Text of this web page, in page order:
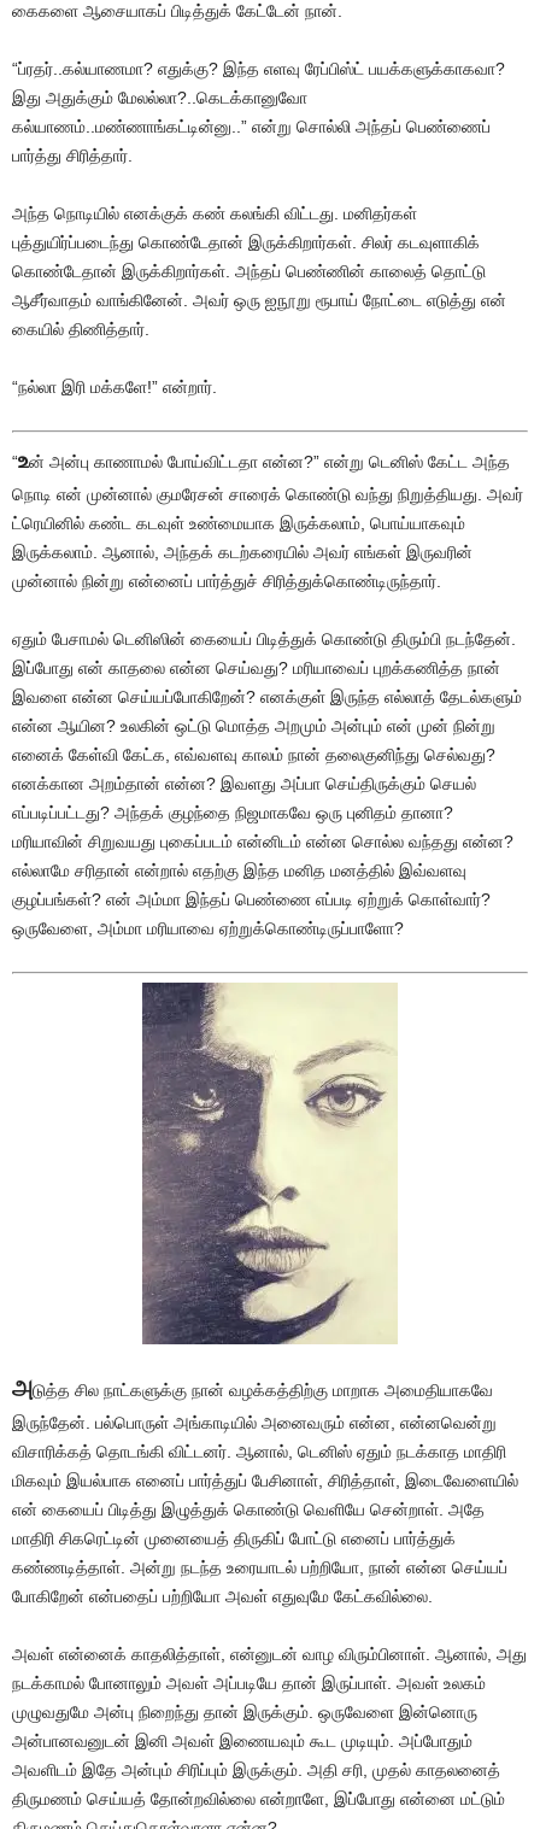
கைகளை ஆசையாகப் பிடித்துக் கேட்டேன் நான்.
“ப்ரதர்..கல்யாணமா? எதுக்கு? இந்த எளவு ரேப்பிஸ்ட் பயக்களுக்காகவா?
இது அதுக்கும் மேலல்லா?..கெடக்கானுவோ
கல்யாணம்..மண்ணாங்கட்டின்னு..” என்று சொல்லி அந்தப் பெண்ணைப்
பார்த்து சிரித்தார்.
அந்த நொடியில் எனக்குக் கண் கலங்கி விட்டது. மனிதர்கள்
புத்துயிர்ப்படைந்து கொண்டேதான் இருக்கிறார்கள். சிலர் கடவுளாகிக்
கொண்டேதான் இருக்கிறார்கள். அந்தப் பெண்ணின் காலைத் தொட்டு
ஆசீர்வாதம் வாங்கினேன். அவர் ஒரு ஐநூறு ரூபாய் நோட்டை எடுத்து என்
கையில் திணித்தார்.
“நல்லா இரி மக்களே!” என்றார்.
“உன் அன்பு காணாமல் போய்விட்டதா என்ன?” என்று டெனிஸ் கேட்ட அந்த
நொடி என் முன்னால் குமரேசன் சாரைக் கொண்டு வந்து நிறுத்தியது. அவர்
ட்ரெயினில் கண்ட கடவுள் உண்மையாக இருக்கலாம், பொய்யாகவும்
இருக்கலாம். ஆனால், அந்தக் கடற்கரையில் அவர் எங்கள் இருவரின்
முன்னால் நின்று என்னைப் பார்த்துச் சிரித்துக்கொண்டிருந்தார்.
ஏதும் பேசாமல் டெனிஸின் கையைப் பிடித்துக் கொண்டு திரும்பி நடந்தேன்.
இப்போது என் காதலை என்ன செய்வது? மரியாவைப் புறக்கணித்த நான்
இவளை என்ன செய்யப்போகிறேன்? எனக்குள் இருந்த எல்லாத் தேடல்களும்
என்ன ஆயின? உலகின் ஒட்டு மொத்த அறமும் அன்பும் என் முன் நின்று
எனைக் கேள்வி கேட்க, எவ்வளவு காலம் நான் தலைகுனிந்து செல்வது?
எனக்கான அறம்தான் என்ன? இவளது அப்பா செய்திருக்கும் செயல்
எப்படிப்பட்டது? அந்தக் குழந்தை நிஜமாகவே ஒரு புனிதம் தானா?
மரியாவின் சிறுவயது புகைப்படம் என்னிடம் என்ன சொல்ல வந்தது என்ன?
எல்லாமே சரிதான் என்றால் எதற்கு இந்த மனித மனத்தில் இவ்வளவு
குழப்பங்கள்? என் அம்மா இந்தப் பெண்ணை எப்படி ஏற்றுக் கொள்வார்?
ஒருவேளை, அம்மா மரியாவை ஏற்றுக்கொண்டிருப்பாளோ?
அடுத்த சில நாட்களுக்கு நான் வழக்கத்திற்கு மாறாக அமைதியாகவே
இருந்தேன். பல்பொருள் அங்காடியில் அனைவரும் என்ன, என்னவென்று
விசாரிக்கத் தொடங்கி விட்டனர். ஆனால், டெனிஸ் ஏதும் நடக்காத மாதிரி
மிகவும் இயல்பாக எனைப் பார்த்துப் பேசினாள், சிரித்தாள், இடைவேளையில்
என் கையைப் பிடித்து இழுத்துக் கொண்டு வெளியே சென்றாள். அதே
மாதிரி சிகரெட்டின் முனையைத் திருகிப் போட்டு எனைப் பார்த்துக்
கண்ணடித்தாள். அன்று நடந்த உரையாடல் பற்றியோ, நான் என்ன செய்யப்
போகிறேன் என்பதைப் பற்றியோ அவள் எதுவுமே கேட்கவில்லை.
அவள் என்னைக் காதலித்தாள், என்னுடன் வாழ விரும்பினாள். ஆனால், அது
நடக்காமல் போனாலும் அவள் அப்படியே தான் இருப்பாள். அவள் உலகம்
முழுவதுமே அன்பு நிறைந்து தான் இருக்கும். ஒருவேளை இன்னொரு
அன்பானவனுடன் இனி அவள் இணையவும் கூட முடியும். அப்போதும்
அவளிடம் இதே அன்பும் சிரிப்பும் இருக்கும். அதி சரி, முதல் காதலனைத்
திருமணம் செய்யத் தோன்றவில்லை என்றாளே, இப்போது என்னை மட்டும்